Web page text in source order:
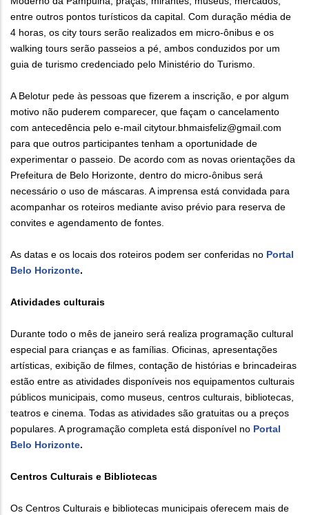
entre outros pontos turísticos da capital. Com duração média de
4 horas, os city tours serão realizados em micro-ônibus e os
walking tours serão passeios a pé, ambos conduzidos por um
guia de turismo credenciado pelo Ministério do Turismo.
A Belotur pede às pessoas que fizerem a inscrição, e por algum
motivo não puderem comparecer, que façam o cancelamento
com antecedência pelo e-mail citytour.bhmaisfeliz@gmail.com
para que outros participantes tenham a oportunidade de
experimentar o passeio. De acordo com as novas orientações da
Prefeitura de Belo Horizonte, dentro do micro-ônibus será
necessário o uso de máscaras. A imprensa está convidada para
acompanhar os roteiros mediante aviso prévio para reserva de
convites e agendamento de fontes.
As datas e os locais dos roteiros podem ser conferidas no Portal
Belo Horizonte.
Atividades culturais
Durante todo o mês de janeiro será realiza programação cultural
especial para crianças e as famílias. Oficinas, apresentações
artísticas, exibição de filmes, contação de histórias e brincadeiras
estão entre as atividades disponíveis nos equipamentos culturais
públicos municipais, como museus, centros culturais, bibliotecas,
teatros e cinema. Todas as atividades são gratuitas ou a preços
populares. A programação completa está disponível no Portal
Belo Horizonte.
Centros Culturais e Bibliotecas
Os Centros Culturais e bibliotecas municipais oferecem mais de